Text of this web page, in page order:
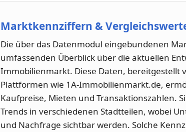
Marktkennziffern &
Die über das Datenmodul eingebundenen
umfassenden Überblick über die aktuellen
Immobilienmarkt. Diese Daten, bereitgestellt
Plattformen wie 1A-Immobilienmarkt.de,
Kaufpreise, Mieten und Transaktionszahlen.
Trends in verschiedenen Stadtteilen, wobei
und Nachfrage sichtbar werden. Solche